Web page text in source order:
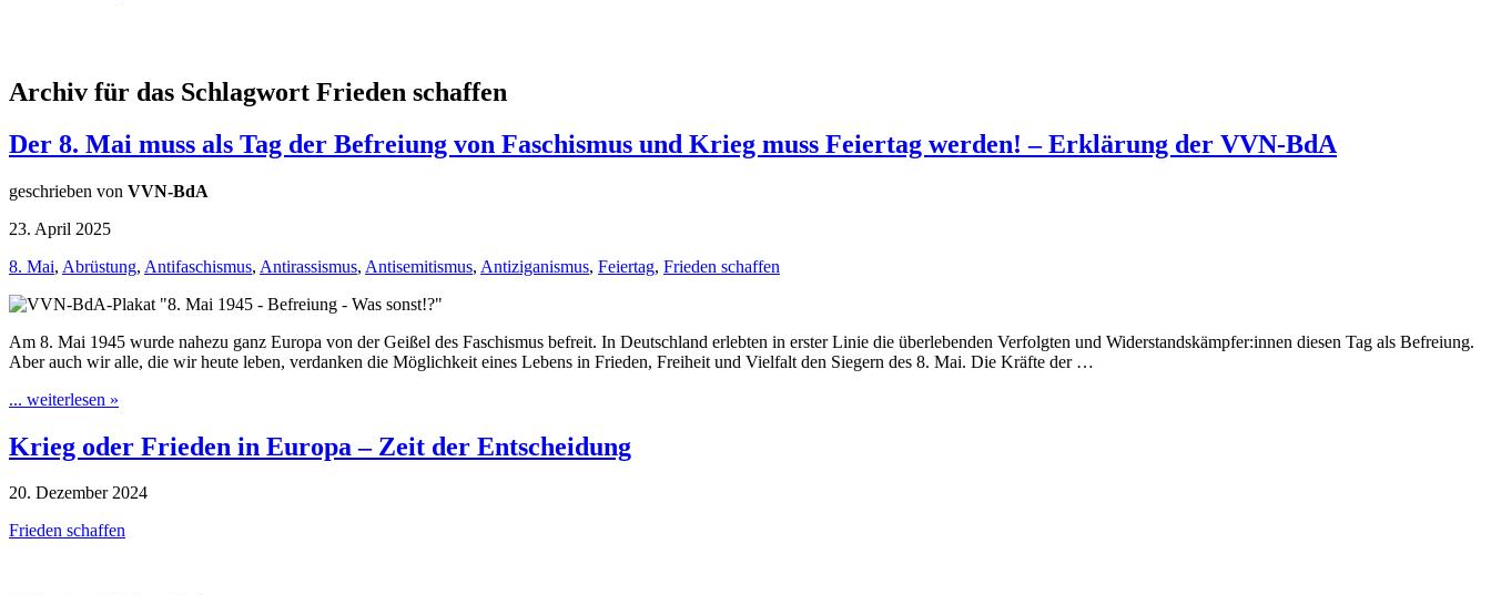
Archiv für das Schlagwort Frieden schaffen
Der 8. Mai muss als Tag der Befreiung von Faschismus und Krieg muss Feiertag werden! – Erklärung der VVN-BdA
geschrieben von VVN-BdA
23. April 2025
8. Mai, Abrüstung, Antifaschismus, Antirassismus, Antisemitismus, Antiziganismus, Feiertag, Frieden schaffen
Am 8. Mai 1945 wurde nahezu ganz Europa von der Geißel des Faschismus befreit. In Deutschland erlebten in erster Linie die überlebenden Verfolgten und Widerstandskämpfer:innen diesen Tag als Befreiung.
Aber auch wir alle, die wir heute leben, verdanken die Möglichkeit eines Lebens in Frieden, Freiheit und Vielfalt den Siegern des 8. Mai. Die Kräfte der …
... weiterlesen »
Krieg oder Frieden in Europa – Zeit der Entscheidung
20. Dezember 2024
Frieden schaffen